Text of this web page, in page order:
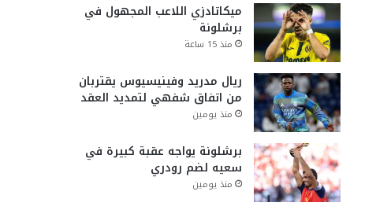
ميكاتادزي اللاعب المجهول في
برشلونة
منذ 15 ساعة
ريال مدريد وفينيسيوس يقتربان
من اتفاق شفهي لتمديد العقد
منذ يومين
برشلونة يواجه عقبة كبيرة في
سعيه لضم رودري
منذ يومين